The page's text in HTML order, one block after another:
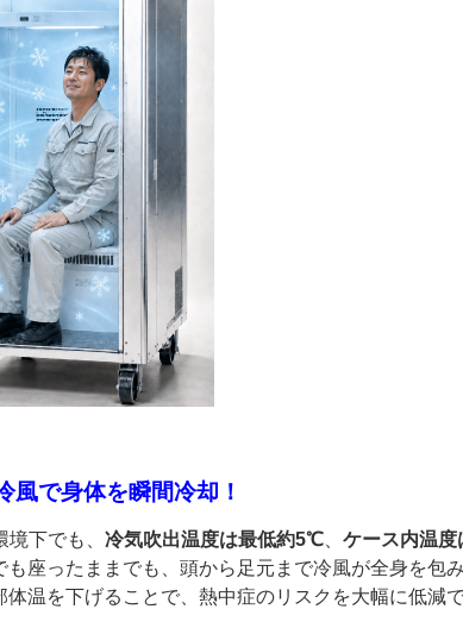
風で身体を瞬間冷却！
下でも、 冷気吹出温度は最低約5℃ ケース内温
も座ったままでも、頭から足元まで冷風が全身を包み
体温を下げることで、熱中症のリスクを大幅に低減で